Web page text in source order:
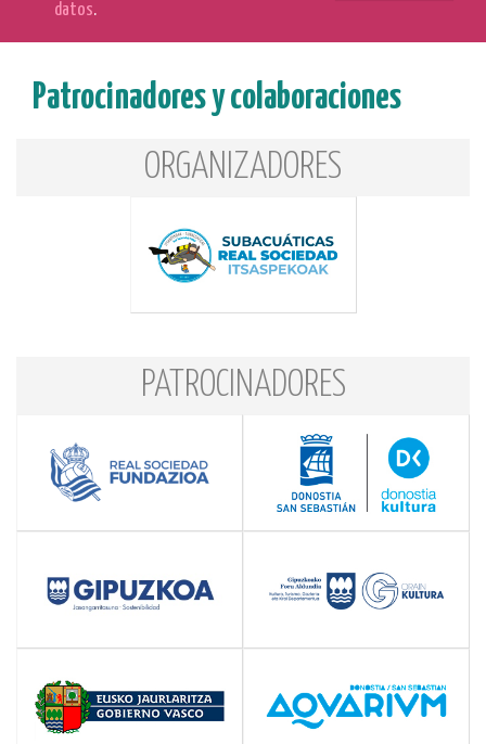
datos.
Patrocinadores y colaboraciones
ORGANIZADORES
PATROCINADORES